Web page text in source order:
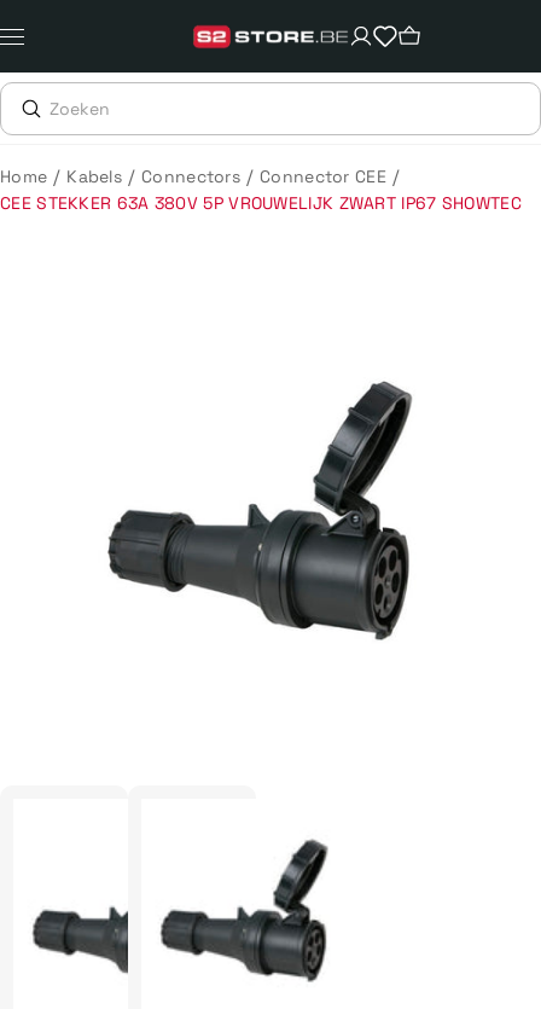
naar
content
Home / Kabels / Connectors / Connector CEE /
CEE STEKKER 63A 380V 5P VROUWELIJK ZWART IP67 SHOWTEC